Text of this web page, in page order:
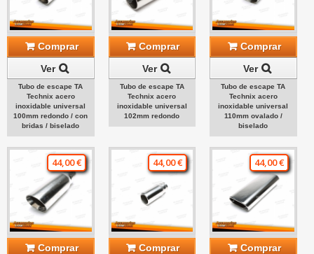
Comprar
Ver
Tubo de escape TA
Technix acero
inoxidable universal
100mm redondo / con
bridas / biselado
Comprar
Ver
Tubo de escape TA
Technix acero
inoxidable universal
102mm redondo
Comprar
Ver
Tubo de escape TA
Technix acero
inoxidable universal
110mm ovalado /
biselado
44,00 €
Comprar
44,00 €
Comprar
44,00 €
Comprar